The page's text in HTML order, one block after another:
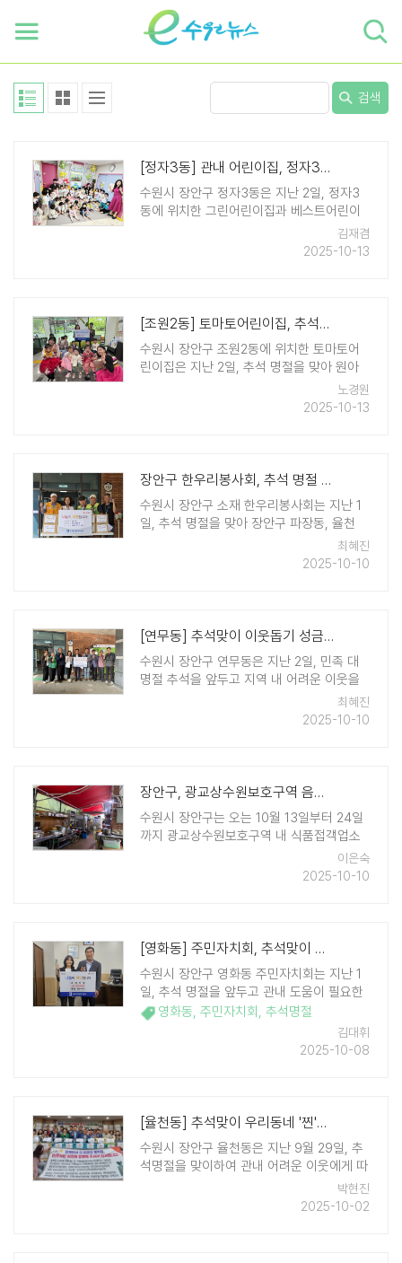
검색
[정자3동] 관내 어린이집, 정자3동 행정복지센터에 폐건전지 및 우유팩 전달
수원시 장안구 정자3동은 지난 2일, 정자3
동에 위치한 그린어린이집과 베스트어린이
집에서 원생들이 각 가정에서 정성껏 모은
우유팩과 폐건전지를 전달했다고 밝혔다. 전
김재겸
2025-10-13
[조원2동] 토마토어린이집, 추석맞이 전통과자 10박스 전달
수원시 장안구 조원2동에 위치한 토마토어
린이집은 지난 2일, 추석 명절을 맞아 원아
들이 조원2동 행정복지센터에 전통과자 10
박스를 전달하여 훈훈한 감동을 주고 있다.
노경원
2025-10-13
장안구 한우리봉사회, 추석 명절 맞아 송편 후원
수원시 장안구 소재 한우리봉사회는 지난 1
일, 추석 명절을 맞아 장안구 파장동, 율천
동, 정자2동, 정자3동, 영화동, 조원1동 등
각 지역에 송편 15박스씩 기탁했다. 한우리
최혜진
2025-10-10
[연무동] 추석맞이 이웃돕기 성금 모금 나서
수원시 장안구 연무동은 지난 2일, 민족 대
명절 추석을 앞두고 지역 내 어려운 이웃을
돕기 위한 성금 모금을 추진했다. 이번 모금
에는 통장협의회와 주민자치회를 비롯한 관
최혜진
2025-10-10
장안구, 광교상수원보호구역 음식점 위생 점검 강화
수원시 장안구는 오는 10월 13일부터 24일
까지 광교상수원보호구역 내 식품접객업소
36곳을 대상으로 위생 점검을 실시한다. 장
안구는 매년 상수원보호구역 내 불법 영업행
이은숙
2025-10-10
[영화동] 주민자치회, 추석맞이 성금 225만원 기부
수원시 장안구 영화동 주민자치회는 지난 1
일, 추석 명절을 앞두고 관내 도움이 필요한
이웃들을 위해 성금 225만원을 기부했다고
밝혔다. 영화동 주민자치회는 명절마다 위원
들이 뜻을 모아 이웃돕기에 참여하고 있으며
영화동, 주민자치회 , 추석명절
김대휘
2025-10-08
[율천동] 추석맞이 우리동네 '찐'한 나눔행사 전달식
수원시 장안구 율천동은 지난 9월 29일, 추
석명절을 맞이하여 관내 어려운 이웃에게 따
뜻한 나눔을 전하고자 우리동네 '찐한 나눔
행사' 전달식을 개최했다. 이번 전달식에는
박현진
2025-10-02